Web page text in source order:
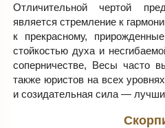
Отличительной чертой
является стремление к
к прекрасному,
стойкостью духа и
соперничестве, Весы часто
также юристов на всех
и созидательная сила —